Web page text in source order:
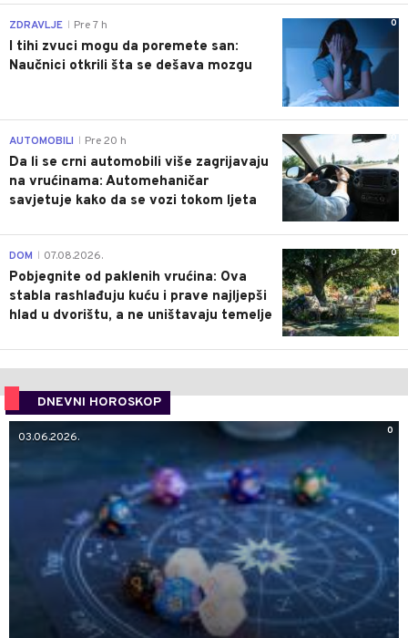
0
ZDRAVLJE Pre 7 h
I tihi zvuci mogu da poremete san:
Naučnici otkrili šta se dešava mozgu
AUTOMOBILI Pre 20 h
Da li se crni automobili više zagrijavaju
na vrućinama: Automehaničar
savjetuje kako da se vozi tokom ljeta
0
DOM 07.08.2026.
Pobjegnite od paklenih vrućina: Ova
stabla rashlađuju kuću i prave najljepši
hlad u dvorištu, a ne uništavaju temelje
DNEVNI HOROSKOP
0
03.06.2026.